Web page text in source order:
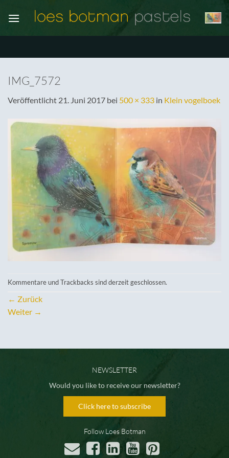
Inhalt
IMG_7572
Veröffentlicht 21. Juni 2017 bei 500 × 333 in Klein vogelboek
Kommentare und Trackbacks sind derzeit geschlossen.
← Zurück
Weiter →
NEWSLETTER
Would you like to receive our newsletter?
Click here to subscribe
Follow Loes Botman